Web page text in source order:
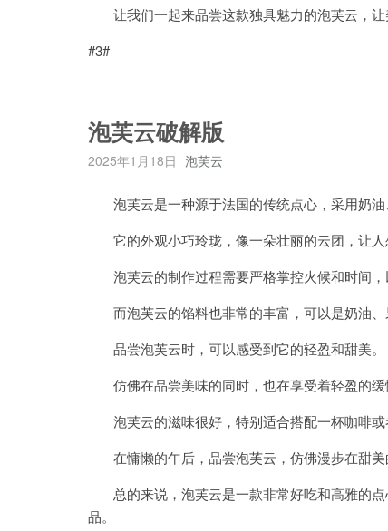
让我们一起来品尝这款独具魅力的泡芙云，让
#3#
泡芙云破解版
2025年1月18日 泡芙云
泡芙云是一种源于法国的传统点心，采用奶油
它的外观小巧玲珑，像一朵壮丽的云团，让人
泡芙云的制作过程需要严格掌控火候和时间，
而泡芙云的馅料也非常的丰富，可以是奶油、
品尝泡芙云时，可以感受到它的轻盈和甜美。
仿佛在品尝美味的同时，也在享受着轻盈的缓
泡芙云的滋味很好，特别适合搭配一杯咖啡或
在慵懒的午后，品尝泡芙云，仿佛漫步在甜美
总的来说，泡芙云是一款非常好吃和高雅的点
品。